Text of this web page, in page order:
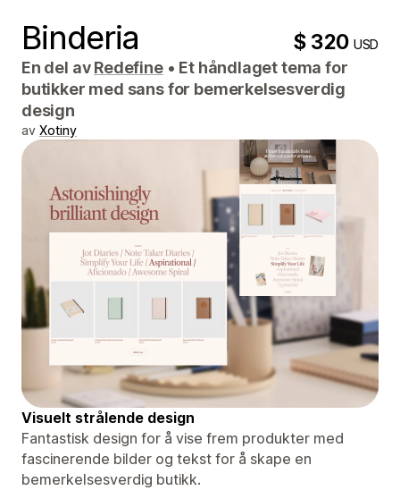
Binderia $ 320USD
En del avRedefine • Et håndlaget tema for
butikker med sans for bemerkelsesverdig
design
av Xotiny
Visuelt strålende design
Fantastisk design for å vise frem produkter med
fascinerende bilder og tekst for å skape en
bemerkelsesverdig butikk.